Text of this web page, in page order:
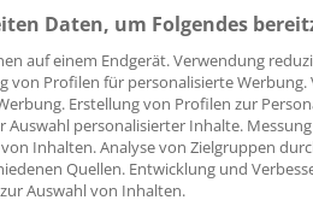
Aufgrund der MRT-geführten
zielgenauer behandelt
Daten, um Folgendes
auf einem Endgerät. Verwendung
von Profilen für personalisierte
Erstellung von Profilen zur
personalisierter Inhalte.
Inhalten. Analyse von Zielgruppen
Quellen. Entwicklung und
Auswahl von Inhalten.